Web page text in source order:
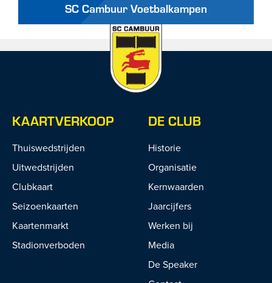
SC Cambuur Voetbalkampen
KAARTVERKOOP
Thuiswedstrijden
Uitwedstrijden
Clubkaart
Seizoenkaarten
Kaartenmarkt
Stadionverboden
DE CLUB
Historie
Organisatie
Kernwaarden
Jaarcijfers
Werken bij
Media
De Speaker